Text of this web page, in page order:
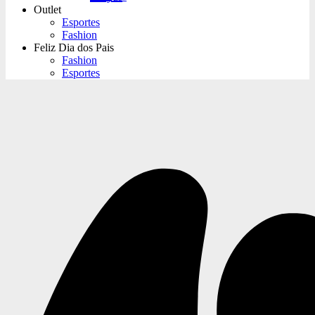
Outlet
Esportes
Fashion
Feliz Dia dos Pais
Fashion
Esportes